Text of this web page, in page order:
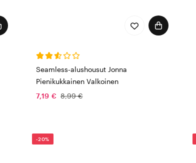
Seamless-alushousut Jonna
Pienikukkainen Valkoinen
7,19 € 8,99 €
-20%